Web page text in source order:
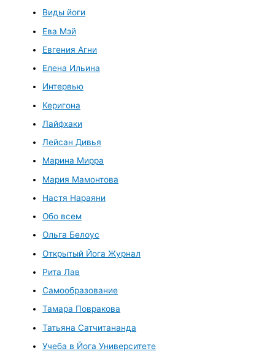
Виды йоги
Ева Мэй
Евгения Агни
Елена Ильина
Интервью
Керигона
Лайфхаки
Лейсан Дивья
Марина Мирра
Мария Мамонтова
Настя Нараяни
Обо всем
Ольга Белоус
Открытый Йога Журнал
Рита Лав
Самообразование
Тамара Повракова
Татьяна Сатчитананда
Учеба в Йога Университете